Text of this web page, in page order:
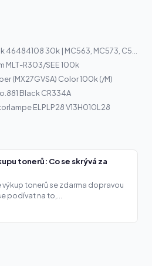
MLT-R303/SEE 100k
(MX27GVSA) Color 100k (/M)
Black CR334A
ELPLP28 V13H010L28
tonerů: Co se skrývá za
výkup tonerů se zdarma dopravou
podívat na to,...